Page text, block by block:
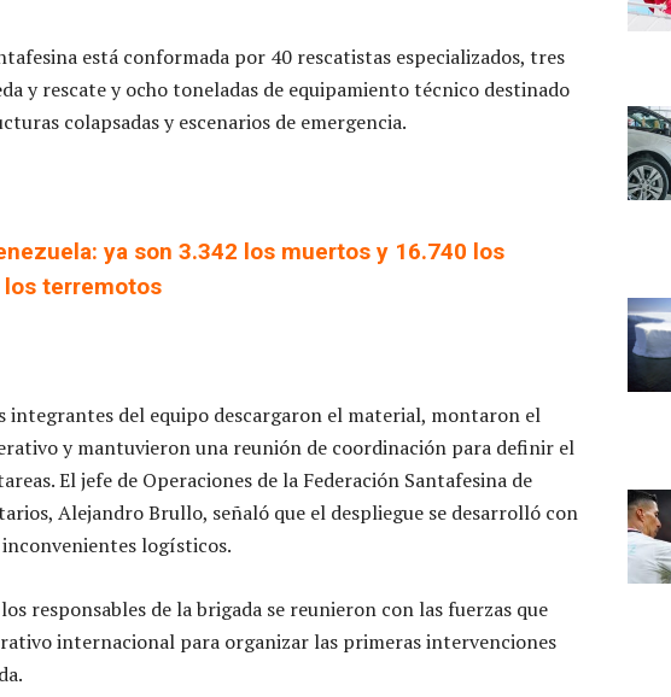
está conformada por 40 rescatistas especializados, tres
y rescate y ocho toneladas de equipamiento técnico destinado
colapsadas y escenarios de emergencia.
ya son 3.342 los muertos y 16.740 los
terremotos
integrantes del equipo descargaron el material, montaron el
y mantuvieron una reunión de coordinación para definir el
El jefe de Operaciones de la Federación Santafesina de
Alejandro Brullo, señaló que el despliegue se desarrolló con
logísticos.
responsables de la brigada se reunieron con las fuerzas que
internacional para organizar las primeras intervenciones